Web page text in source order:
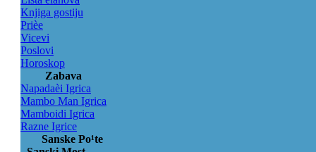
Knjiga gostiju
Prièe
Vicevi
Poslovi
Horoskop
Zabava
Napadaèi Igrica
Mambo Man Igrica
Mamboidi Igrica
Razne Igrice
Sanske Po¹te